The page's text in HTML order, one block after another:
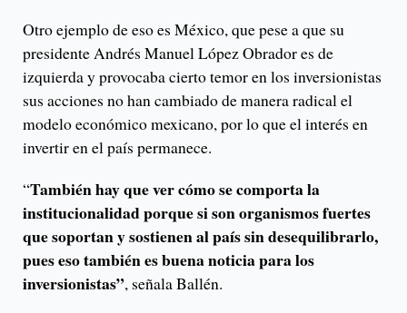
Otro ejemplo de eso es México, que pese a que su
presidente Andrés Manuel López Obrador es de
izquierda y provocaba cierto temor en los inversionistas
sus acciones no han cambiado de manera radical el
modelo económico mexicano, por lo que el interés en
invertir en el país permanece.
“También hay que ver cómo se comporta la
institucionalidad porque si son organismos fuertes
que soportan y sostienen al país sin desequilibrarlo,
pues eso también es buena noticia para los
inversionistas”, señala Ballén.